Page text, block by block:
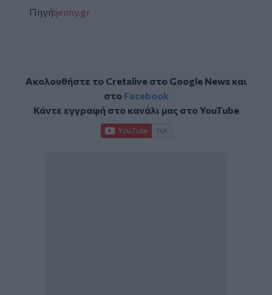
Πηγή:jenny.gr
Ακολουθήστε το Cretalive στο Google Newsκαι
στο Facebook
Κάντε εγγραφή στο κανάλι μας στοYouTube